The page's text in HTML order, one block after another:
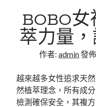
近期文章
告別層層塗抹！BOBO女神
遇見最美的自己，BOBO女
近期留言
「WordPress 示範留言者」
BOBO
萃力量
作者: admin發
越來越多女性追求天
然植萃理念，所有成
檢測確保安全，其複